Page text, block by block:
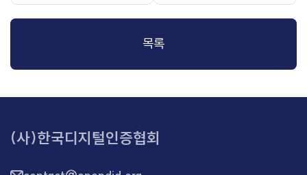
목록
(사)한국디지털인증협회